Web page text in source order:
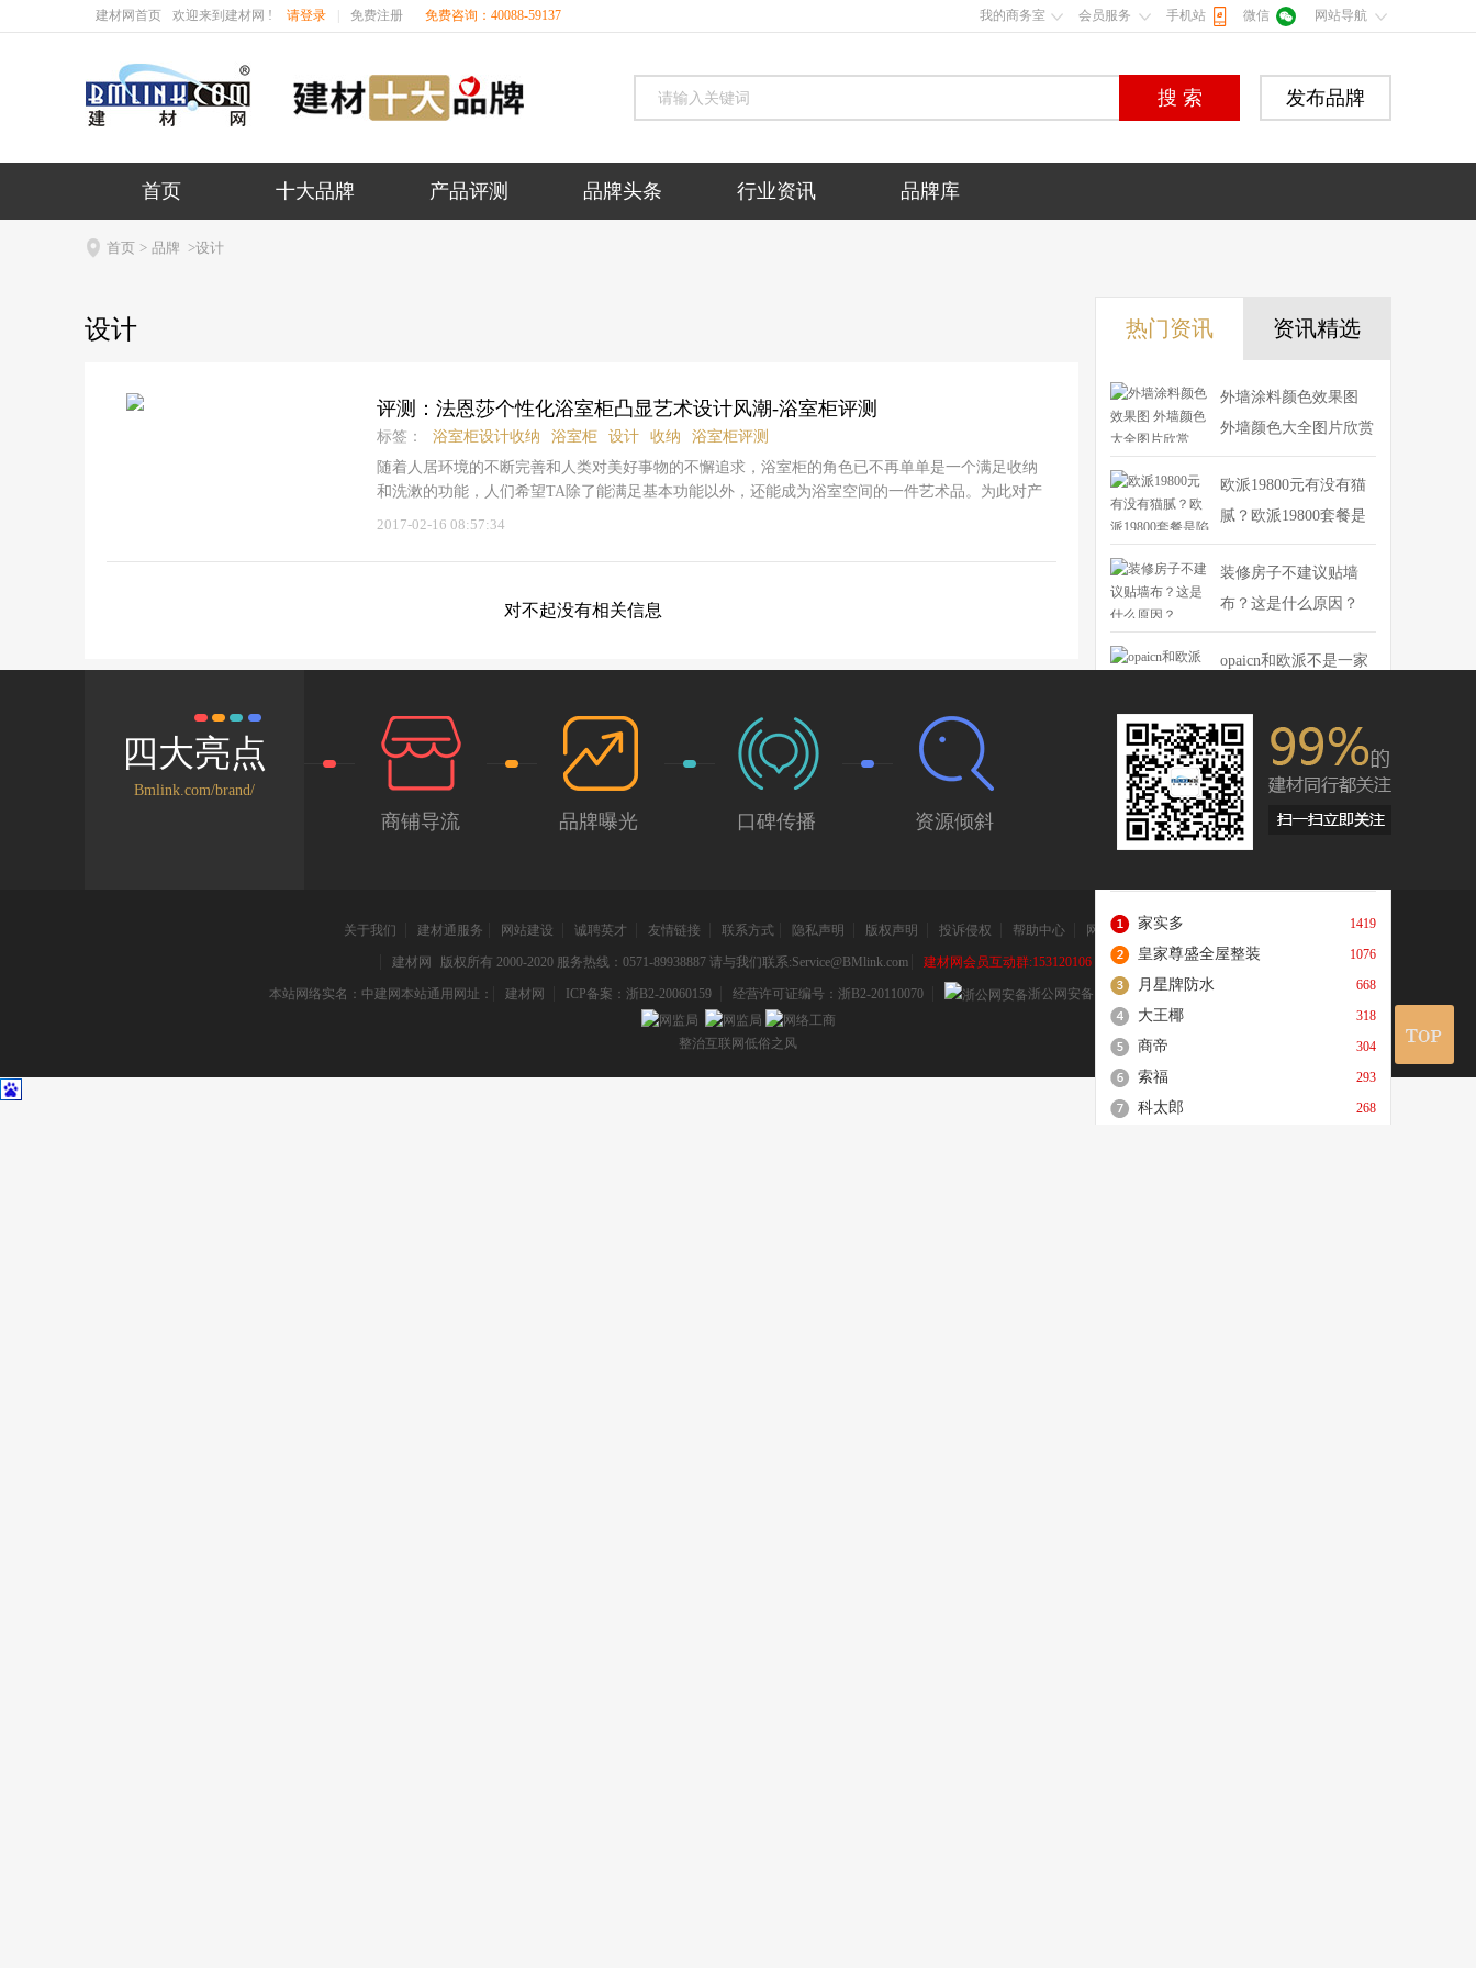
建材网首页 欢迎来到建材网 ! 请登录 免费注册 免费咨询：40088-59137 我的商务室 会员服务 手机站 微信 网站导航
搜 索 发布品牌
首页 十大品牌 产品评测 品牌头条 行业资讯 品牌库
 首页 > 品牌 >设计
设计
评测：法恩莎个性化浴室柜凸显艺术设计风潮-浴室柜评测
标签： 浴室柜设计收纳 浴室柜 设计 收纳
浴室柜评测
随着人居环境的不断完善和人类对美好事物的不懈追求，浴室柜的角色已不再单单是一个满足收纳
和洗漱的功能，人们希望TA除了能满足基本功能以外，还能成为浴室空间的一件艺术品。为此对产
品的外观造型设计提出了更高的要求。今天，小编就为大家介绍一款设计感超强的法恩莎浴室柜，
卫浴总部展厅靠前眼看到浴室柜似乎是结识了一位温润如水般的女子，洁白的躯体如流水般的灵
部，法恩莎这款浴室柜对每一个细节都精雕细琢，面盆边缘采用超薄设计向外延展开来，盆侧方的
避免造型呆板单调。较值得一提的是面盆两侧延展开来的空间，把它作为毛巾杆的设计，这点非常
新颖独特，取放毛巾显得更方便快捷。材质这款浴室柜的柜体采用进口实木材质，运用国内著名的
品牌油漆，经过无尘、自动化喷漆工艺处理，附着力强、硬度高、抗老化等优点，对于经常都处在
处理；浴室柜抽屉五金件都采用精品材质，推拉顺畅，阻尼设置，轻轻一推就能关上。让你享受安
结合，堪称完美！网友评论
2017-02-16 08:57:34
对不起没有相关信息
热门资讯 资讯精选
外墙涂料颜色效果图
外墙颜色大全图片欣赏
欧派19800元有没有猫
腻？欧派19800套餐是
陷阱吗？
装修房子不建议贴墙
布？这是什么原因？
opaicn和欧派不是一家
竹木纤维集成墙面骗局
何时了？深入了解避免
上当受骗
家实多 1419
皇家尊盛全屋整装 1076
月星牌防水 668
大王椰 318
商帝 304
索福 293
科太郎 268
四大亮点
Bmlink.com/brand/
商铺导流 品牌曝光 口碑传播 资源倾斜
关于我们 建材通服务 网站建设 诚聘英才 友情链接 联系方式 隐私声明 版权声明 投诉侵权 帮助中心 网站地图
建材网 版权所有 2000-2020 服务热线：0571-89938887 请与我们联系:Service@BMlink.com 建材网会员互动群:153120106
本站网络实名：中建网本站通用网址： 建材网 ICP备案：浙B2-20060159 经营许可证编号：浙B2-20110070 浙公网安备 33010602000172号
整治互联网低俗之风